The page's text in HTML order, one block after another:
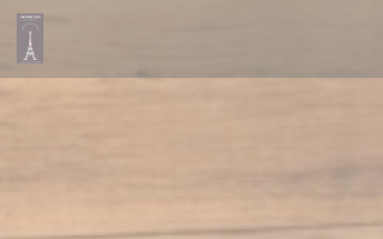
Πίνακας διαχείρισης "Μπισκότων" (Cookies)